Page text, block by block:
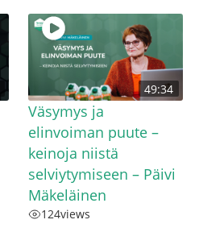
49:34
Väsymys ja
elinvoiman puute –
keinoja niistä
selviytymiseen – Päivi
Mäkeläinen
124views